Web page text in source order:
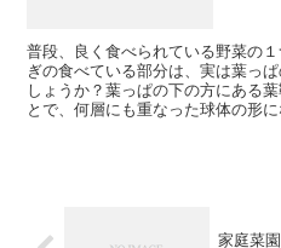
普段、良く食べられている野菜の
ぎの食べている部分は、実は葉っ
しょうか？葉っぱの下の方にある
とで、何層にも重なった球体の形
家庭菜